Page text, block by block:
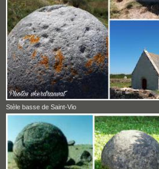
Stèle basse de Saint-Vio